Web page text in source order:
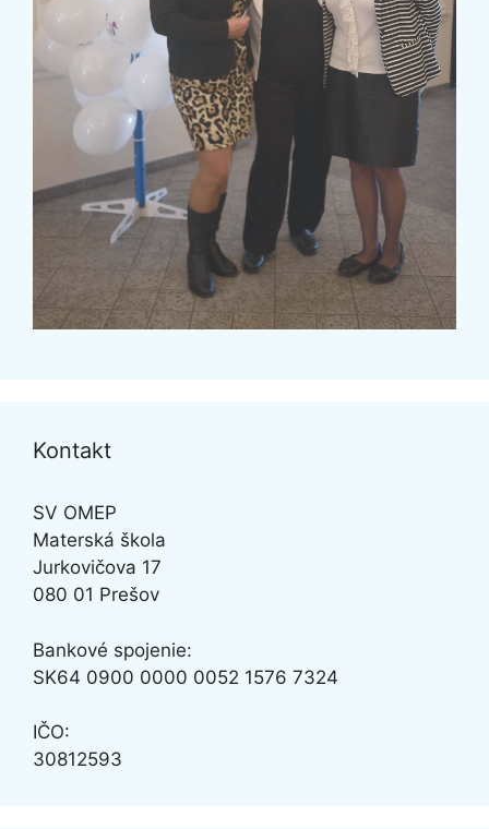
Kontakt
SV OMEP
Materská škola
Jurkovičova 17
080 01 Prešov
Bankové spojenie:
SK64 0900 0000 0052 1576 7324
IČO:
30812593